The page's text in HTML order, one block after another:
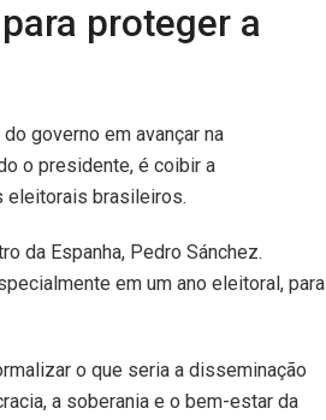
proteger a
governo em avançar na
o presidente, é coibir a
eleitorais brasileiros.
da Espanha, Pedro Sánchez.
em um ano eleitoral, para
o que seria a disseminação
a soberania e o bem-estar da